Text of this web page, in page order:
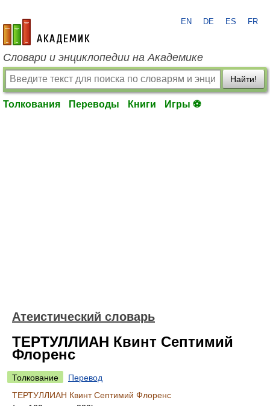
academic.ru
EN DE ES FR
Словари и энциклопедии на Академике
Найти!
Толкования Переводы Книги Игры ⚽
Атеистический словарь
ТЕРТУЛЛИАН Квинт Септимий
Флоренс
Толкование
Перевод
ТЕРТУЛЛИАН Квинт Септимий Флоренс